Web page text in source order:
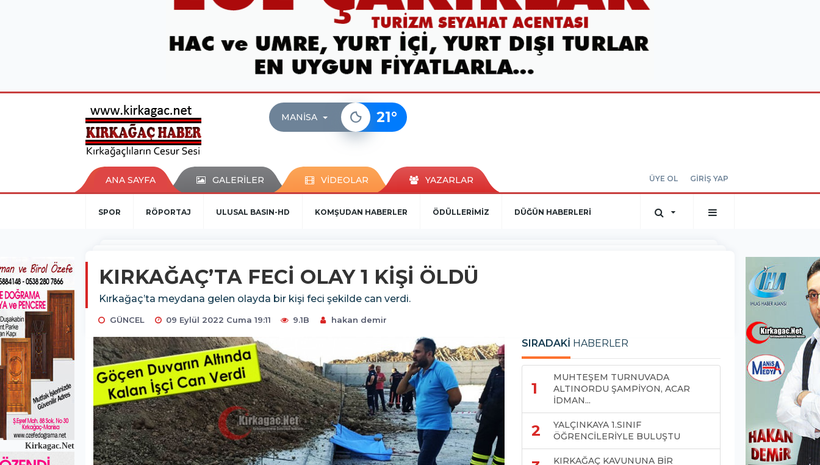
MANISA 21°
ANA SAYFA GALERİLER VİDEOLAR YAZARLAR ÜYE OL GİRİŞ YAP
SPOR RÖPORTAJ ULUSAL BASIN-HD KOMŞUDAN HABERLER ÖDÜLLERİMİZ DÜĞÜN HABERLERİ
KIRKAĞAÇ’TA FECİ OLAY 1 KİŞİ ÖLDÜ
Kırkağaç’ta meydana gelen olayda bir kişi feci şekilde can verdi.
GÜNCEL 09 Eylül 2022 Cuma 19:11 9.1B hakan demir
SIRADAKİ HABERLER
1
MUHTEŞEM TURNUVADA
ALTINORDU ŞAMPİYON, ACAR
İDMAN...
2
YALÇINKAYA 1.SINIF
ÖĞRENCİLERİYLE BULUŞTU
KIRKAĞAÇ KAVUNUNA BİR
Kirkagac.Net